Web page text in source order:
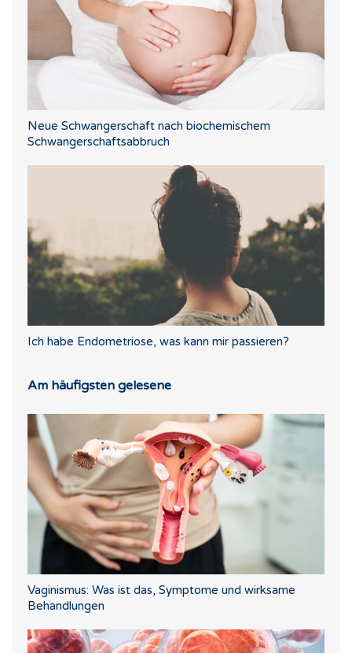
Neue Schwangerschaft nach biochemischem
Schwangerschaftsabbruch
Ich habe Endometriose, was kann mir passieren?
Am häufigsten gelesene
Vaginismus: Was ist das, Symptome und wirksame
Behandlungen